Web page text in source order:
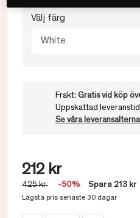
Välj färg
White
Frakt: Gratis vid köp
Uppskattad
Se våra
212 kr
425 kr -50% Spara 213 kr
Lägsta pris senaste 30 dagar